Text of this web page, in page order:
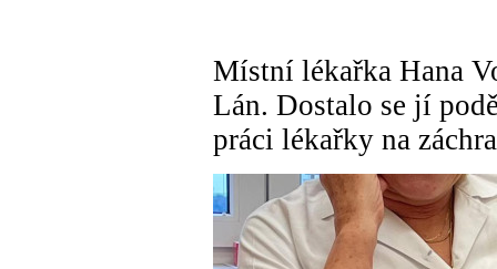
Místní lékařka Hana
Lán. Dostalo se jí
práci lékařky na